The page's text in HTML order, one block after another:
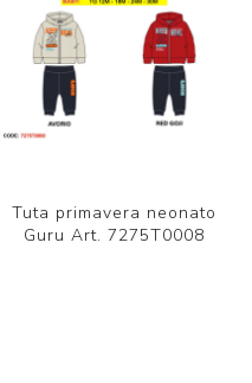
Tuta primavera neonato
Guru Art. 7275T0008